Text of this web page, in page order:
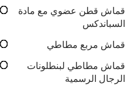
قماش قطن عضوي مع مادة
السباندكس
قماش مربع مطاطي
قماش مطاطي لبنطلونات
الرجال الرسمية